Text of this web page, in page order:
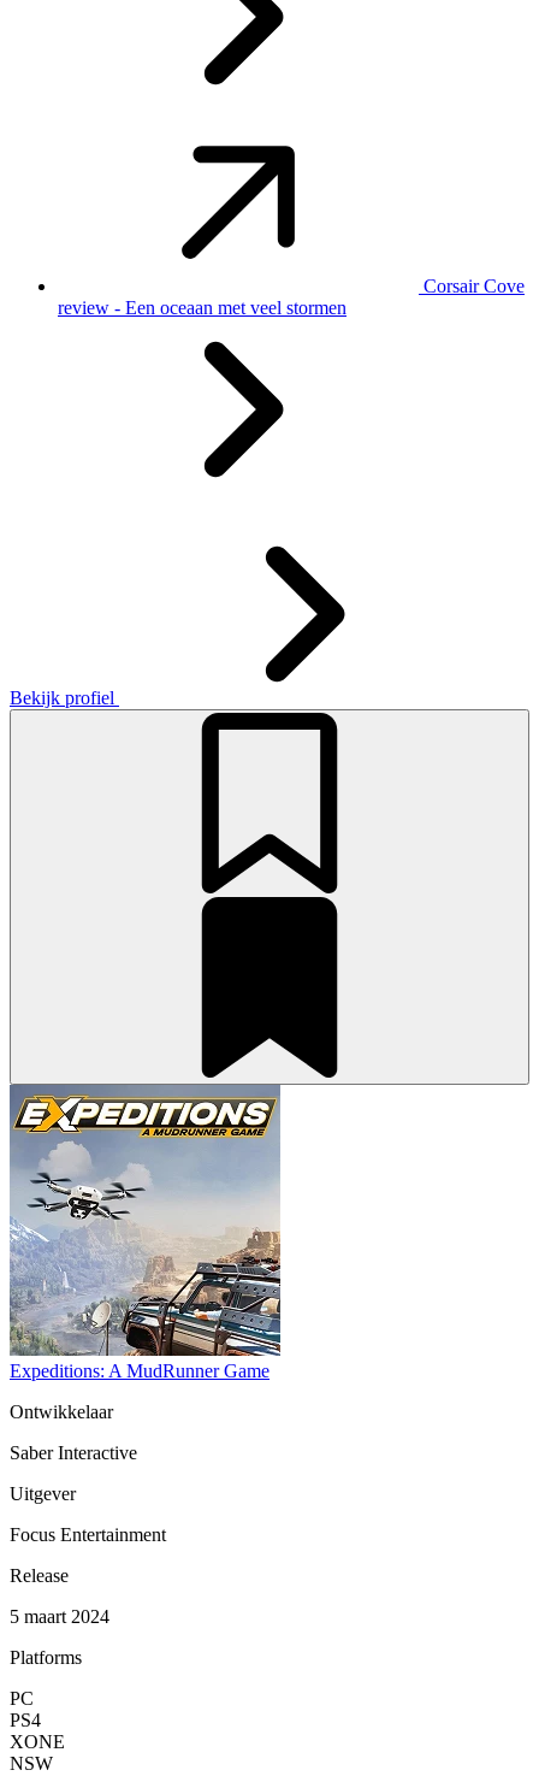
Corsair Cove
review - Een oceaan met veel stormen
Bekijk profiel
Expeditions: A MudRunner Game
Ontwikkelaar
Saber Interactive
Uitgever
Focus Entertainment
Release
5 maart 2024
Platforms
PC
PS4
XONE
NSW